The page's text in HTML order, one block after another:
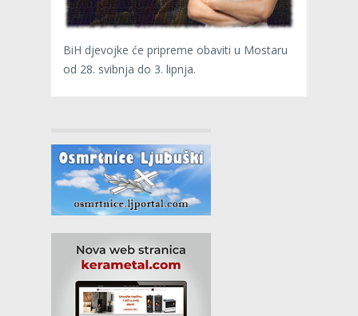
BiH djevojke će pripreme obaviti u Mostaru
od 28. svibnja do 3. lipnja.